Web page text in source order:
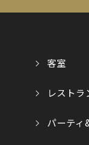
客室
レストラ
パーティ